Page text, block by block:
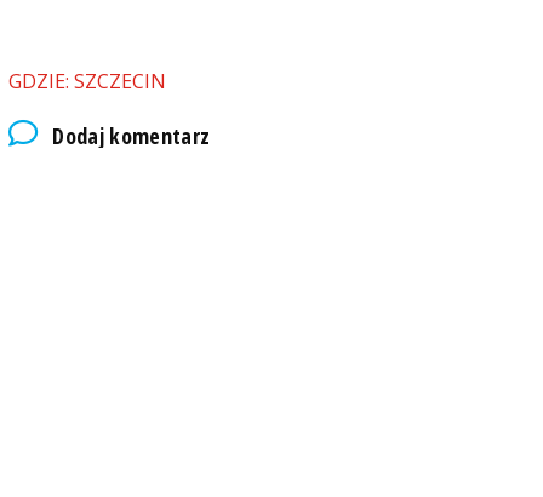
GDZIE: SZCZECIN
Dodaj komentarz